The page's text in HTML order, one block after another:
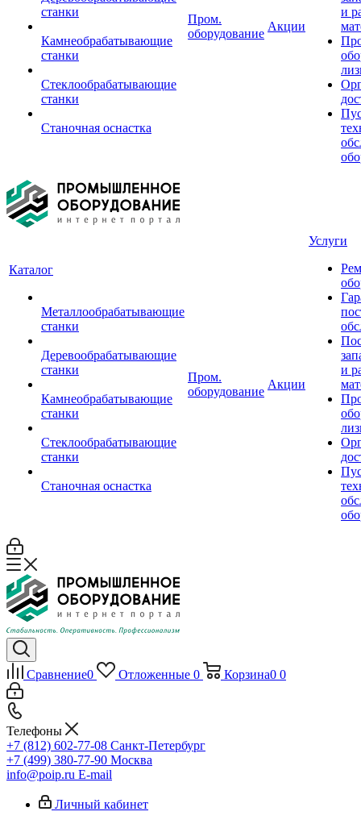
станки
Камнеобрабатывающие
станки
Стеклообрабатывающие
станки
Станочная оснастка
Пром.
оборудование
Акции
и
Каталог
Металлообрабатывающие
станки
Деревообрабатывающие
станки
Камнеобрабатывающие
станки
Стеклообрабатывающие
станки
Станочная оснастка
Пром.
оборудование
Акции
Услуги
и
Сравнение0 Отложенные 0 Корзина0 0
Телефоны
+7 (812) 602-77-08 Санкт-Петербург
+7 (499) 380-77-90 Москва
info@poip.ru E-mail
Личный кабинет